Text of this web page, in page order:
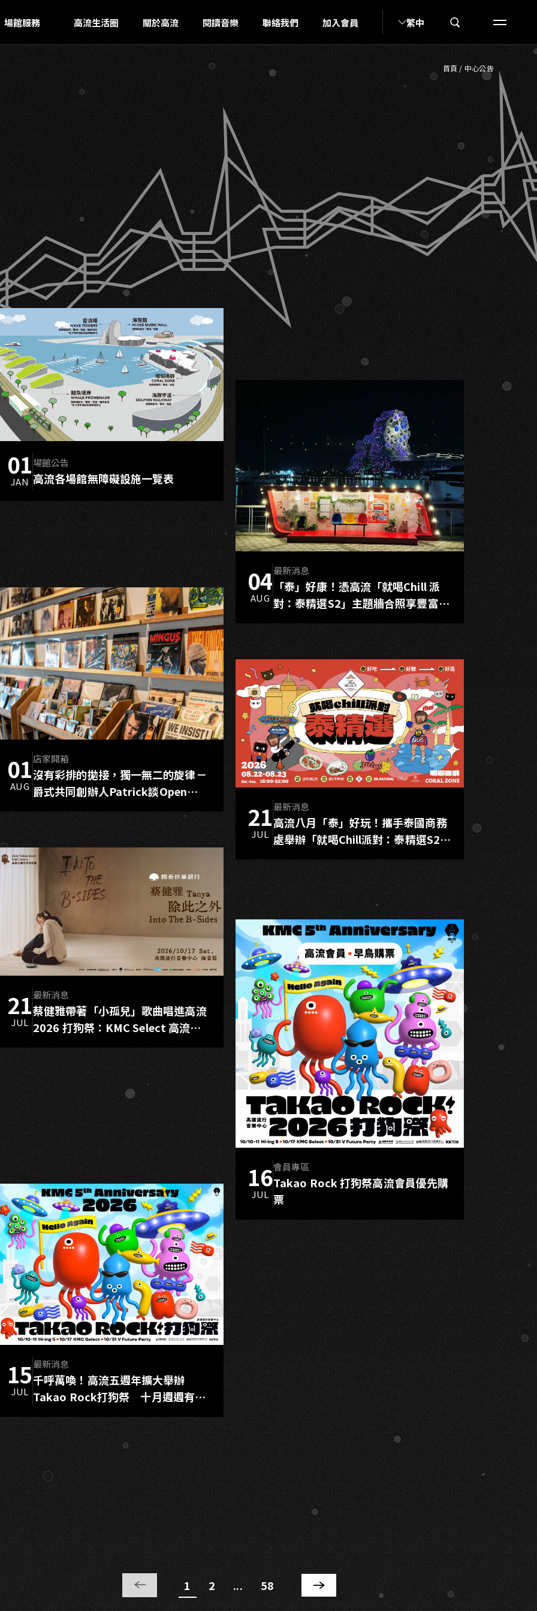
場館服務 高流生活圈 關於高流 閱讀音樂 聯絡我們 加入會員 繁中
首頁 / 中心公告
01
JAN
場館公告
高流各場館無障礙設施一覽表
04
AUG
最新消息
「泰」好康！憑高流「就喝Chill 派
對：泰精選S2」主題牆合照享豐富回
饋！ 串聯3大韓國美妝品牌、高雄5大
百貨 解鎖跨界優惠
01
AUG
店家開箱
沒有彩排的拋接，獨一無二的旋律－
爵式共同創辦人Patrick談Open
Jam如何陪伴高雄爵士成長
21
JUL
最新消息
高流八月「泰」好玩！攜手泰國商務
處舉辦「就喝Chill派對：泰精選S2」
泰精選主題市集、14組台泰藝人卡
司、全新水上活動來襲
21
JUL
最新消息
蔡健雅帶著「小孤兒」歌曲唱進高流
2026 打狗祭：KMC Select 高流五
週年系列活動 門票8月3日11點11分
全面啟售
16
JUL
會員專區
Takao Rock 打狗祭高流會員優先購
票
15
JUL
最新消息
千呼萬喚！高流五週年擴大舉辦
Takao Rock打狗祭 十月週週有演
出！免費舞台、主題市集回饋全民
PREVIOUS
1 2 ... 58 NEXT